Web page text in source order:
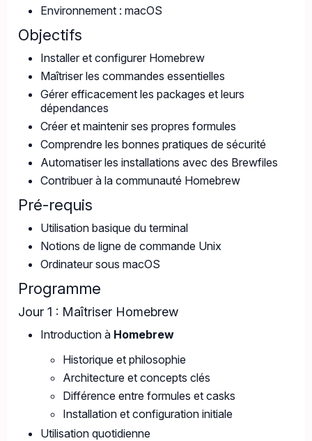
Environnement : macOS
Objectifs
Installer et configurer Homebrew
Maîtriser les commandes essentielles
Gérer efficacement les packages et leurs
dépendances
Créer et maintenir ses propres formules
Comprendre les bonnes pratiques de sécurité
Automatiser les installations avec des Brewfiles
Contribuer à la communauté Homebrew
Pré-requis
Utilisation basique du terminal
Notions de ligne de commande Unix
Ordinateur sous macOS
Programme
Jour 1 : Maîtriser Homebrew
Introduction à Homebrew
Historique et philosophie
Architecture et concepts clés
Différence entre formules et casks
Installation et configuration initiale
Utilisation quotidienne